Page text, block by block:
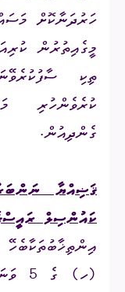
ހަރުދަނާކޮށް
މީގެއިތުރުން
ތިކި
ކުރެވެންހުރި
ގެންދިއުން.
ޤަޟިއްޔާ
ކައުންސިލް